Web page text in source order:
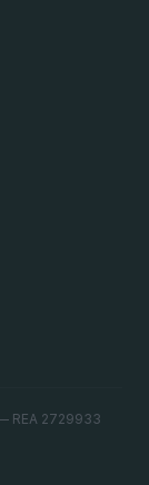
REA 2729933